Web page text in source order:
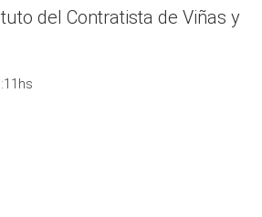
del Contratista de Viñas y